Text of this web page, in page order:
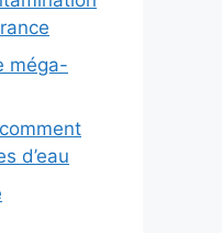
méga-
d’eau